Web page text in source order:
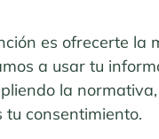
es ofrecerte la
a usar tu
la
tu consentimiento.